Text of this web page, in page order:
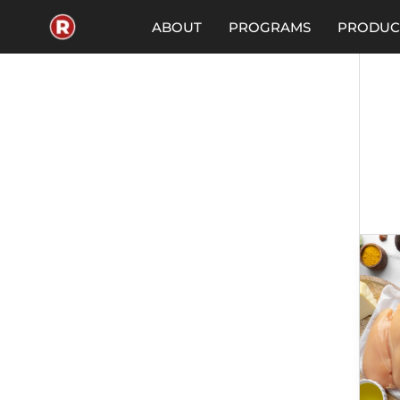
content ABOUT PROGRAMS